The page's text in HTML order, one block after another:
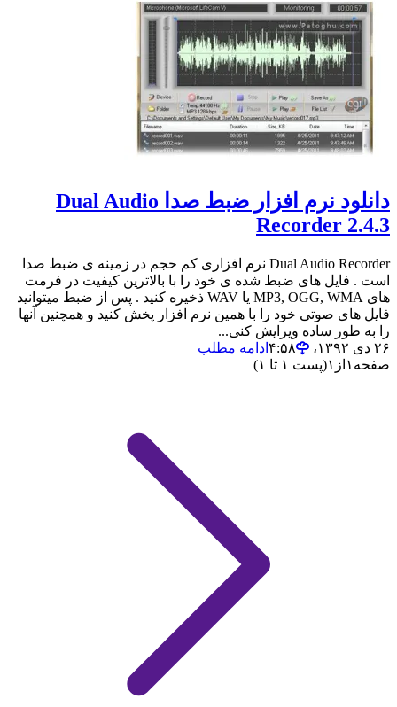
دانلود نرم افزار ضبط صدا Dual Audio
Recorder 2.4.3
Dual Audio Recorder نرم افزاری کم حجم در زمینه ی ضبط صدا
است . فایل های ضبط شده ی خود را با بالاترین کیفیت در فرمت
های MP3, OGG, WMA یا WAV ذخیره کنید . پس از ضبط میتوانید
فایل های صوتی خود را با همین نرم افزار پخش کنید و همچنین آنها
را به طور ساده ویرایش کنی...
۲۶ دی ۱۳۹۲،‏ ۴:۵۸
ادامه مطلب
صفحه ۱ از ۱(پست ۱ تا ۱)